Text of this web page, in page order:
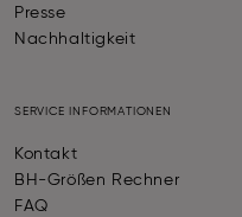
Presse
Nachhaltigkeit
SERVICE INFORMATIONEN
Kontakt
BH-Größen Rechner
FAQ